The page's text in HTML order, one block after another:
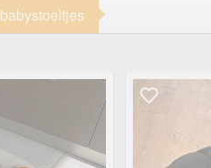
babystoeltjes